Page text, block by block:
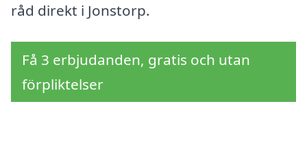
råd direkt i Jonstorp.
Få 3 erbjudanden, gratis och utan
förpliktelser